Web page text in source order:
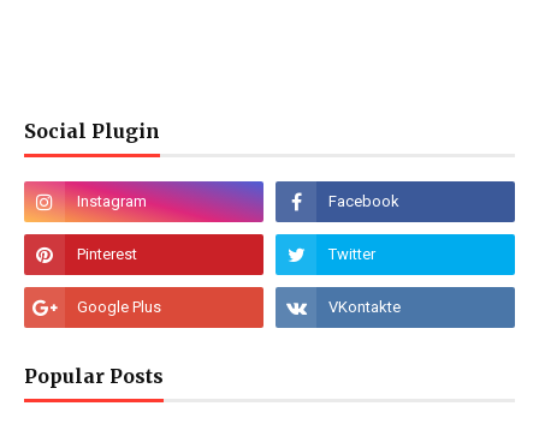
Social Plugin
Popular Posts